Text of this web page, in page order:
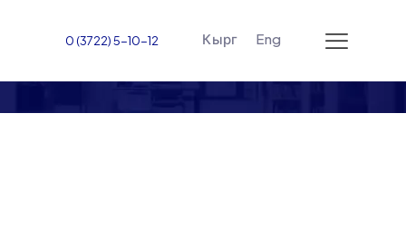
0 (3722) 5-10-12 Кырг Eng
Тренинг по гигиене рук